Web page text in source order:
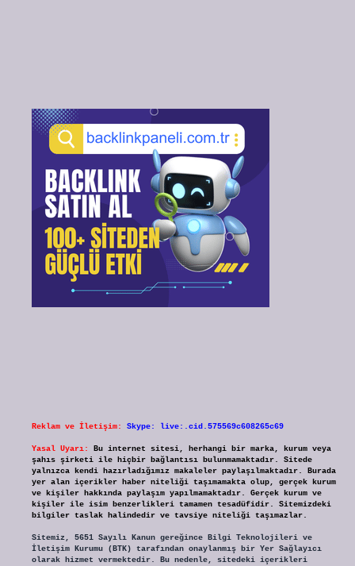
Reklam ve İletişim: Skype: live:.cid.575569c608265c69
Yasal Uyarı:
Bu internet sitesi, herhangi bir marka, kurum veya
şahıs şirketi ile hiçbir bağlantısı bulunmamaktadır. Sitede
yalnızca kendi hazırladığımız makaleler paylaşılmaktadır. Burada
yer alan içerikler haber niteliği taşımamakta olup, gerçek kurum
ve kişiler hakkında paylaşım yapılmamaktadır. Gerçek kurum ve
kişiler ile isim benzerlikleri tamamen tesadüfidir. Sitemizdeki
bilgiler taslak halindedir ve tavsiye niteliği taşımazlar.
Sitemiz, 5651 Sayılı Kanun gereğince Bilgi Teknolojileri ve
İletişim Kurumu (BTK) tarafından onaylanmış bir Yer Sağlayıcı
olarak hizmet vermektedir. Bu nedenle, sitedeki içerikleri